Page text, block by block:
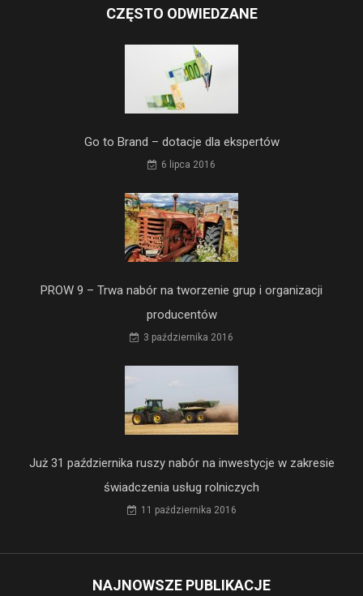
CZĘSTO ODWIEDZANE
Go to Brand – dotacje dla ekspertów
6 lipca 2016
PROW 9 – Trwa nabór na tworzenie grup i organizacji
producentów
3 października 2016
Już 31 października ruszy nabór na inwestycje w zakresie
świadczenia usług rolniczych
11 października 2016
NAJNOWSZE PUBLIKACJE